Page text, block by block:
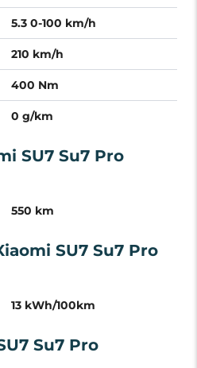
5.3 0-100 km/h
210 km/h
400 Nm
0 g/km
SU7 Su7 Pro
550 km
SU7 Su7 Pro
13 kWh/100km
Su7 Pro